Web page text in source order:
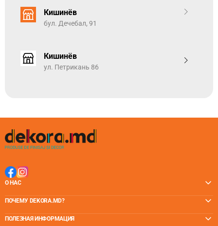
Кишинёв
бул. Дечебал, 91
Кишинёв
ул. Петрикань 86
О НАС
ПОЧЕМУ DEKORA.MD?
ПОЛЕЗНАЯ ИНФОРМАЦИЯ